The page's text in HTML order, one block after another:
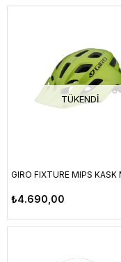
TÜKENDI
₺4.690,00